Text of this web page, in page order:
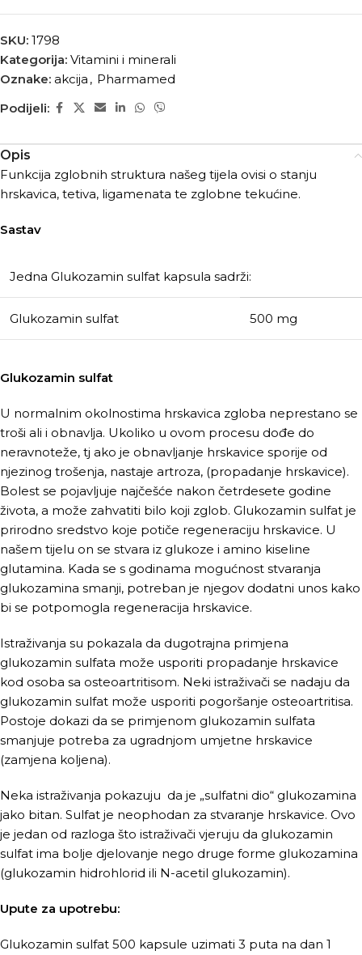
SKU: 1798
Kategorija: Vitamini i minerali
Oznake: akcija , Pharmamed
Podijeli:
Opis
Funkcija zglobnih struktura našeg tijela ovisi o stanju
hrskavica, tetiva, ligamenata te zglobne tekućine.
Sastav
Jedna Glukozamin sulfat kapsula sadrži:
Glukozamin sulfat 500 mg
Glukozamin sulfat
U normalnim okolnostima hrskavica zgloba neprestano se
troši ali i obnavlja. Ukoliko u ovom procesu dođe do
neravnoteže, tj ako je obnavljanje hrskavice sporije od
njezinog trošenja, nastaje artroza, (propadanje hrskavice).
Bolest se pojavljuje najčešće nakon četrdesete godine
života, a može zahvatiti bilo koji zglob. Glukozamin sulfat je
prirodno sredstvo koje potiče regeneraciju hrskavice. U
našem tijelu on se stvara iz glukoze i amino kiseline
glutamina. Kada se s godinama mogućnost stvaranja
glukozamina smanji, potreban je njegov dodatni unos kako
bi se potpomogla regeneracija hrskavice.
Istraživanja su pokazala da dugotrajna primjena
glukozamin sulfata može usporiti propadanje hrskavice
kod osoba sa osteoartritisom. Neki istraživači se nadaju da
glukozamin sulfat može usporiti pogoršanje osteoartritisa.
Postoje dokazi da se primjenom glukozamin sulfata
smanjuje potreba za ugradnjom umjetne hrskavice
(zamjena koljena).
Neka istraživanja pokazuju da je „sulfatni dio“ glukozamina
jako bitan. Sulfat je neophodan za stvaranje hrskavice. Ovo
je jedan od razloga što istraživači vjeruju da glukozamin
sulfat ima bolje djelovanje nego druge forme glukozamina
(glukozamin hidrohlorid ili N-acetil glukozamin).
Upute za upotrebu:
Glukozamin sulfat 500 kapsule uzimati 3 puta na dan 1